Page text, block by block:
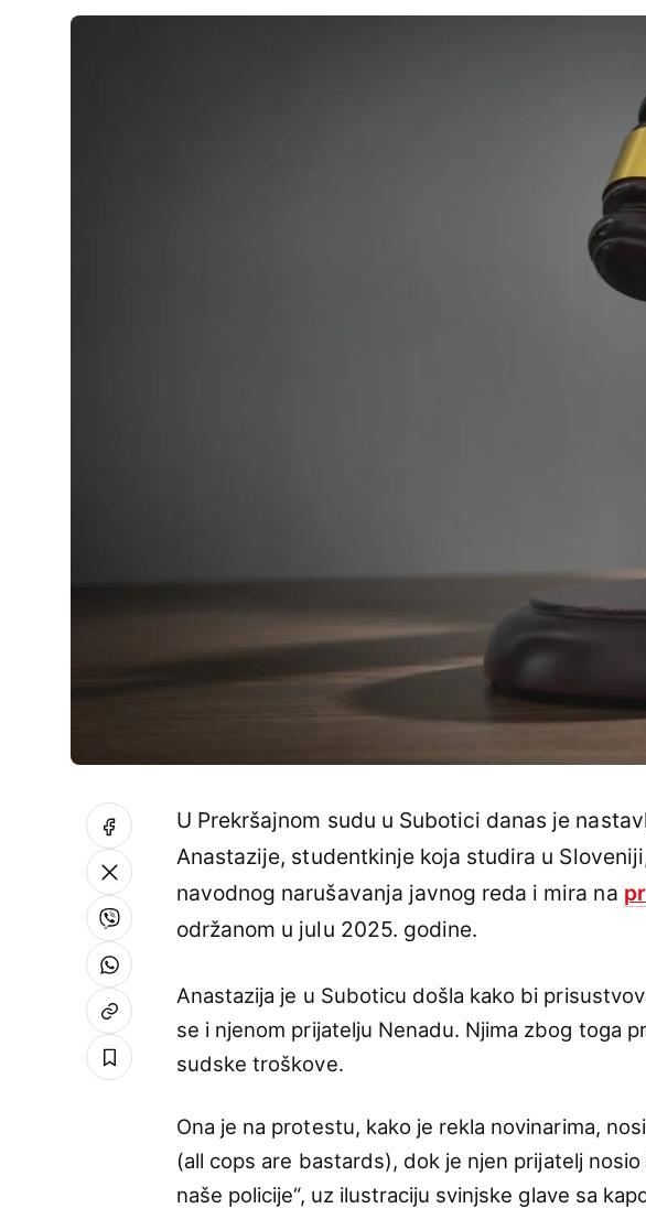
U Prekršajnom sudu u Subotici danas je
Anastazije, studentkinje koja studira u
navodnog narušavanja javnog reda i mira na
održanom u julu 2025. godine.
Anastazija je u Suboticu došla kako bi
se i njenom prijatelju Nenadu. Njima zbog toga
sudske troškove.
Ona je na protestu, kako je rekla novinarima,
(all cops are bastards), dok je njen prijatelj
naše policije“, uz ilustraciju svinjske glave sa